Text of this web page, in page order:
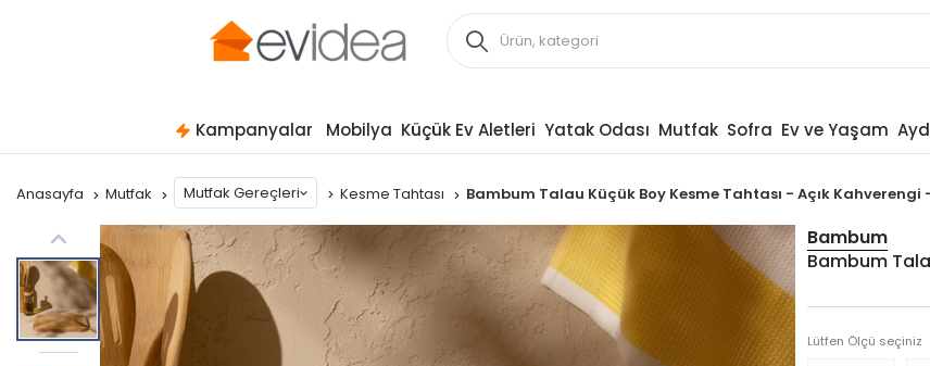
Kampanyalar Mobilya Küçük Ev Aletleri Yatak Odası Mutfak Sofra Ev ve Yaşam
Anasayfa Mutfak Mutfak Gereçleri Kesme Tahtası Bambum Talau Küçük Boy Kesme Tahtası - Açık Kahverengi
Bambum
Bambum
Lütfen Ölçü seçiniz